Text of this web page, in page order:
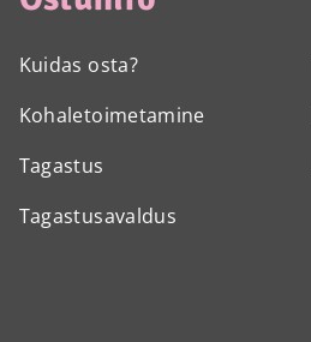
Kuidas osta?
Kohaletoimetamine
Tagastus
Tagastusavaldus